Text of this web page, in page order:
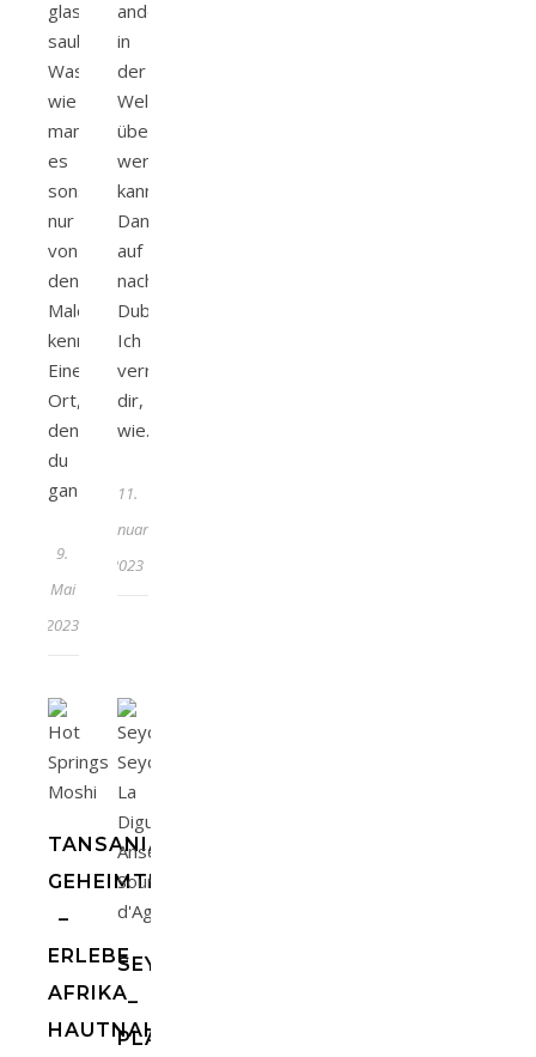
glasklares
sauberes
Wasser
wie
man
es
sonst
nur
von
den
Malediven
kennt?
Einen
Ort,
den
du
ganz…
9.
Mai
2023
anderes
in
der
Welt
übertroffen
werden
kann?
Dann
auf
nach
Dubai!
Ich
verrate
dir,
wie…
11.
Januar
2023
TANSANIA
GEHEIMTIPPS
–
ERLEBE
AFRIKA
HAUTNAH!
SEYCHELLEN
–
PLANUNG